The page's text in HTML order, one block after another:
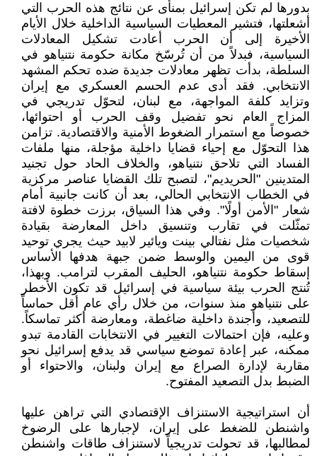
بدورها لم تكن إسرائيل بمنأى عن نتائج هذه الحرب التي
أشعلتها، فتشير المعطيات السياسية الداخلية خلال الأيام
الأخيرة إلى أن الحرب أعادت تشكيل المعادلات
السياسية، فبدلاً من أن تُرسّخ مكانة حكومة نتنياهو في
السلطة، بدأت تظهر معادلات جديدة ضده تحكم المشهد
الانتخابي. فقد أدى عدم الحسم العسكري مع إيران
وتزايد كلفة المواجهة، مع لبنان، لتحوّل تدريجي في
المزاج العام نحو تفضيل وقف الحرب أو احتوائها،
خصوصاً مع استمرار الضغوط الأمنية والاقتصادية. تزامن
هذا التحوّل مع إحياء قضايا داخلية مؤجلة، منها ملفات
الفساد التي تلاحق نتنياهو، والخلاف الحاد حول تجنيد
المتدينين "الحريديم"، لتصبح تلك القضايا عناصر مركزية
في الخطاب الانتخابي الحالي، بعد أن كانت جانبية أمام
شعار "الأمن أولًا". وفي هذا السياق، برزت خطوة لافتة
تمثّلت في تقارب وتنسيق داخل المعارضة بقيادة
شخصيات مثل نفتالي بينت ويائير لابيد حيث يجري توحيد
قوى من اليمين والوسط ضمن جبهة هدفها الأساس
إسقاط حكومة نتنياهو، الحليف المقرب لترامب. وبهذا،
تُنتج الحرب بيئة سياسية في إسرائيل قد تكون الأخطر
على نتنياهو منذ سنوات، من خلال رأي عام أقل حماساً
للتصعيد، وأجندة داخلية ضاغطة، ومعارضة أكثر تماسكاً.
وعليه، فإن احتمالات التغيير في الانتخابات القادمة تبدو
ممكنه، عبر إعادة تموضع سياسي قد يدفع إسرائيل نحو
مقاربة لإدارة الصراع مع إيران ولبنان، والاحتواء أو
الضبط بدل التصعيد المفتوح.
أن استراتيجية الاستنزاف الإقتصادي التي تراهن عليها
واشنطن للضغط على إيران، لإجبارها على الرضوخ
لمطالبها، قد تحولت تدريجياً لاستنزاف طاقات واشنطن